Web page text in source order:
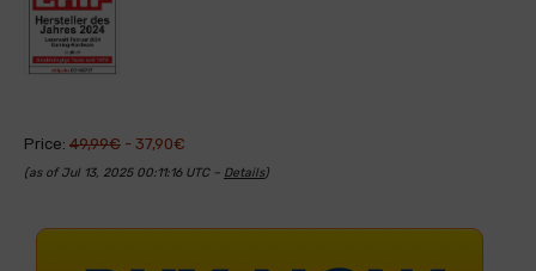
Price: 49,99€ - 37,90€
(as of Jul 13, 2025 00:11:16 UTC – Details)